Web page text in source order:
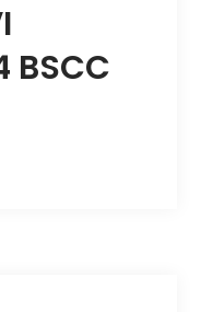
BSCC